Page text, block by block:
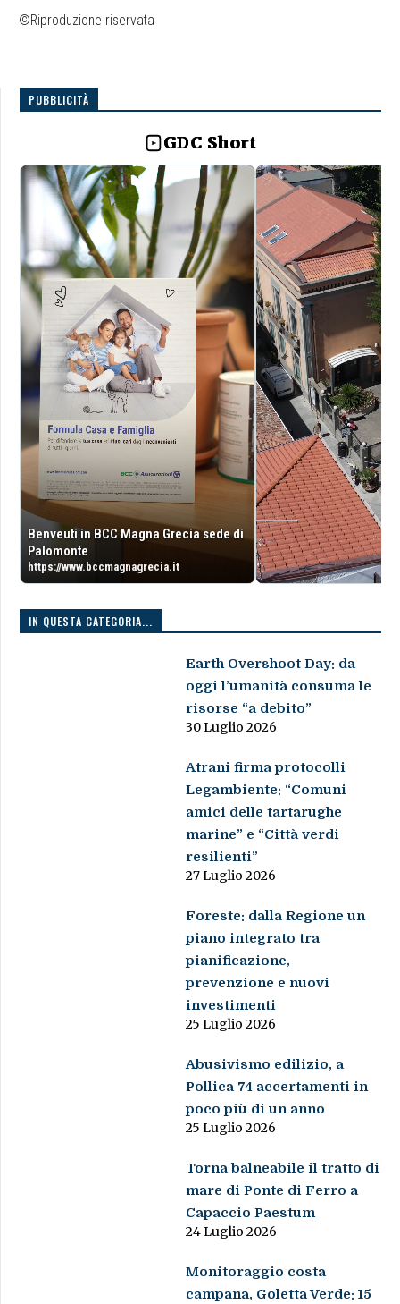
©Riproduzione riservata
PUBBLICITÀ
GDC Short
Benveuti in BCC Magna Grecia sede di
Palomonte
https://www.bccmagnagrecia.it
IN QUESTA CATEGORIA...
Earth Overshoot Day: da
oggi l’umanità consuma le
risorse “a debito”
30 Luglio 2026
Atrani firma protocolli
Legambiente: “Comuni
amici delle tartarughe
marine” e “Città verdi
resilienti”
27 Luglio 2026
Foreste: dalla Regione un
piano integrato tra
pianificazione,
prevenzione e nuovi
investimenti
25 Luglio 2026
Abusivismo edilizio, a
Pollica 74 accertamenti in
poco più di un anno
25 Luglio 2026
Torna balneabile il tratto di
mare di Ponte di Ferro a
Capaccio Paestum
24 Luglio 2026
Monitoraggio costa
campana, Goletta Verde: 15